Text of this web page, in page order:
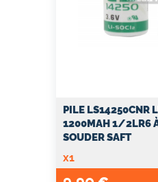
PILE LS14250CNR
1200MAH 1/2LR6 À
SOUDER SAFT
x1